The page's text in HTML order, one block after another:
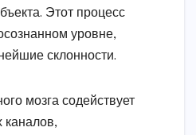
Этот процесс
уровне,
склонности.
мозга содействует